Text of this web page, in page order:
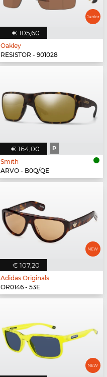
€ 105,60
Oakley
RESISTOR - 901028
€ 164,00 P
Smith
ARVO - B0Q/QE
€ 107,20
Adidas Originals
OR0146 - 53E